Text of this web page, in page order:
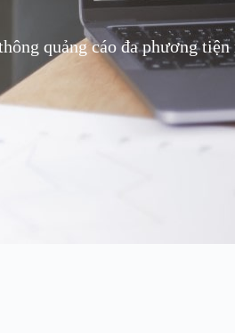
quảng cáo đa phương